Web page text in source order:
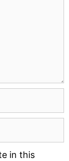
in this